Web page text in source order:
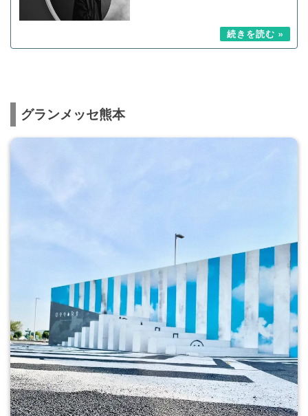
グランメッセ熊本